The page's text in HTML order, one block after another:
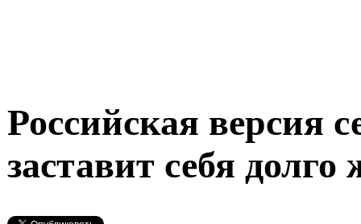
Российская версия
заставит себя долго